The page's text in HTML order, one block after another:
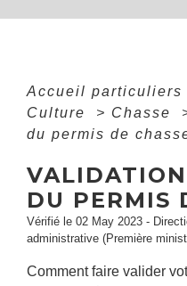
Accueil particuliers
Culture
> Chasse
du permis de
DU PERMIS
Vérifié le 02 May 2023 -
administrative (Première
Comment faire valider